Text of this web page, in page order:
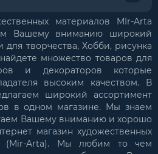
материалов MIr-Arta
Вашему вниманию широкий
творчества, Хобби, рисунка
множество товаров для
и декораторов которые
высоким качеством. В
широкий ассортимент
в одном магазине. Мы знаем
Вашему вниманию и хорошо
магазин художественных
(Mir-Arta). Мы любим то чем